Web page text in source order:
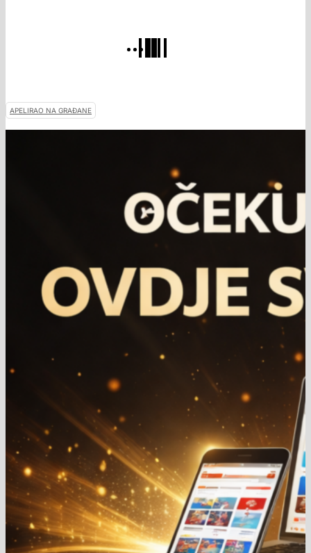
APELIRAO NA GRAĐANE